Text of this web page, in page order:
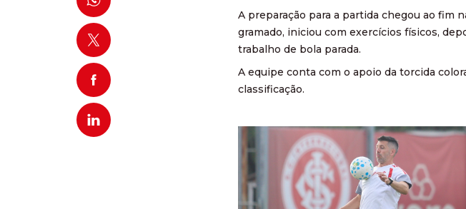
A preparação para a partida chegou ao fim
gramado, iniciou com exercícios físicos,
trabalho de bola parada.
A equipe conta com o apoio da torcida
classificação.